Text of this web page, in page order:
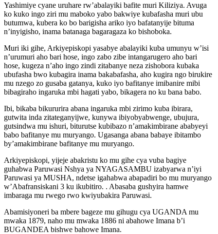
Yashimiye cyane uruhare rw’abalayiki bafite muri Kiliziya. Avuga
ko kuko ingo ziri mu maboko yabo bakwiye kubafasha muri ubu
butumwa, kubera ko bo barigisha ariko iyo bafatanyije bituma
n’inyigisho, inama batanaga bagaragaza ko bishoboka.
Muri iki gihe, Arkiyepiskopi yasabye abalayiki kuba umunyu w’isi
n’urumuri aho bari hose, ingo zabo zibe intangarugero aho bari
hose, kugeza n’aho ingo zindi zitabanye neza zishobora kubaka
ubufasha bwo kubagira inama bakabafasha, aho kugira ngo birukire
mu nzego zo gusaba gatanya, kuko iyo bafitanye imibanire mibi
bibagiraho ingaruka mbi hagati yabo, bikagera no ku bana babo.
Ibi, bikaba bikururira abana ingaruka mbi zirimo kuba ibirara,
gutwita inda zitateganyijwe, kunywa ibiyobyabwenge, ubujura,
gutsindwa mu ishuri, biturutse kubibazo n’amakimbirane ababyeyi
babo bafitanye mu muryango. Ugasanga abana babaye ibitambo
by’amakimbirane bafitanye mu muryango.
Arkiyepiskopi, yijeje abakristu ko mu gihe cya vuba bagiye
guhabwa Paruwasi Nshya ya NYAGASAMBU izabyarwa n’iyi
Paruwasi ya MUSHA, ndetse igahabwa abapadiri bo mu muryango
w’Abafransiskani 3 ku ikubitiro. . Abasaba gushyira hamwe
imbaraga mu rwego rwo kwiyubakira Paruwasi.
Abamisiyoneri ba mbere bageze mu gihugu cya UGANDA mu
mwaka 1879, naho mu mwaka 1886 ni abahowe Imana b’i
BUGANDEA bishwe bahowe Imana.